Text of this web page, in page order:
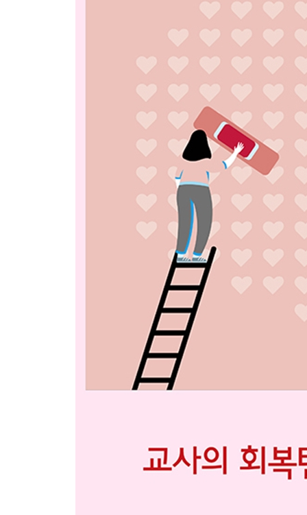
19. [교사중심교육과정 프로젝트 05] 교육은 보석
20. [교사중심교육과정 프로젝트 06] 교육은 오케
21. [교사중심교육과정 프로젝트 07] 교육은 양육이
22. [21세기 인재상 프로젝트 01] 생활 밀착형 인성
23. [21세기 인재상 프로젝트 02] 교과 연계형 인성
24. [21세기 인재상 프로젝트 03] 달라진 우리 아이
〈교사의 회복탄력성 톡! Talk?〉 철마는 달린다
│에필로그│ 교사가 달라졌다, 그리고 아이들이 달